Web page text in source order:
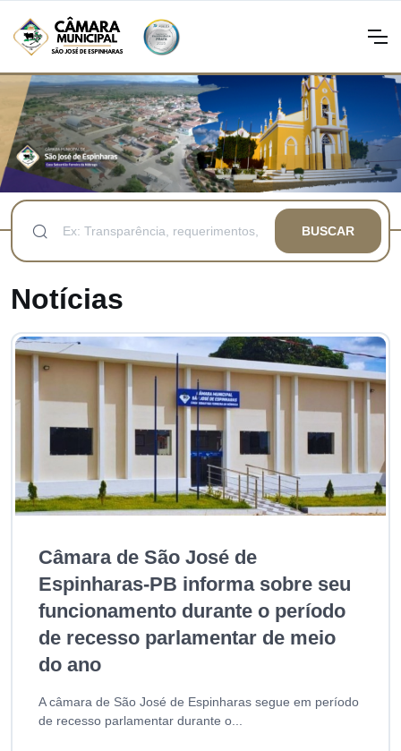
BUSCAR
Notícias
Câmara de São José de
Espinharas-PB informa sobre seu
funcionamento durante o período
de recesso parlamentar de meio
do ano
A câmara de São José de Espinharas segue em período
de recesso parlamentar durante o...